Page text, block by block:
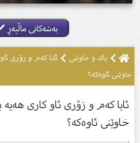
بەشەکانی ماڵپەڕ
پاك و خاوێنى
ئایا كەم و زۆری ئاو
خاوێنی ئاوەكە؟
ئایا كەم و زۆری ئاو كاری هەیە
خاوێنی ئاوەكە؟